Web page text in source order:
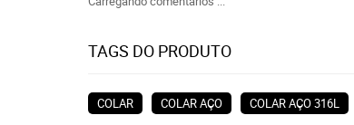
TAGS DO PRODUTO
COLAR COLAR AÇO COLAR AÇO 316L